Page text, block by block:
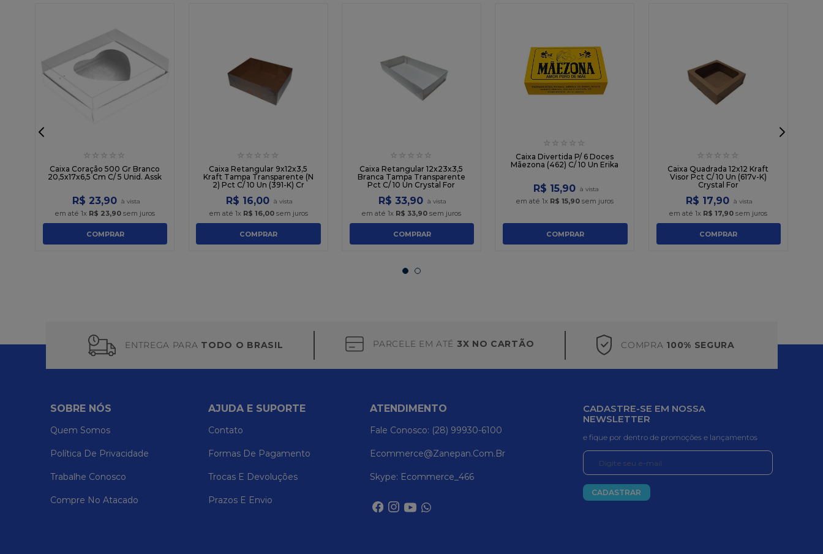
☆ ☆ ☆ ☆ ☆
Caixa Coração 500 Gr Branco
20,5x17x6,5 Cm C/ 5 Unid. Assk
R$ 23,90
em até1x R$ 23,90 sem juros
COMPRAR
☆ ☆ ☆ ☆ ☆
Caixa Retangular 9x12x3,5
Kraft Tampa Transparente (N
2) Pct C/ 10 Un (391-K) Cr
R$ 16,00
em até 1x R$ 16,00sem juros
COMPRAR
☆ ☆ ☆ ☆ ☆
Caixa Retangular 12x23x3,5
Branca Tampa Transparente
Pct C/ 10 Un Crystal For
R$ 33,90
em até1x R$ 33,90 sem juros
COMPRAR
☆ ☆ ☆ ☆ ☆
Caixa Divertida P/ 6 Doces
Mãezona (462) C/ 10 Un Erika
R$ 15,90
em até1x R$ 15,90 sem juros
COMPRAR
☆ ☆ ☆ ☆ ☆
Caixa Quadrada 12x12 Kraft
Visor Pct C/ 10 Un (617v-K)
Crystal For
R$ 17,90
em até1x R$ 17,90 sem juros
COMPRAR
ENTREGA PARA TODO O BRASIL PARCELE EM ATÉ 3X NO CARTÃO COMPRA 100% SEGURA
SOBRE NÓS
Quem Somos
Política De Privacidade
Trabalhe Conosco
Compre No Atacado
AJUDA E SUPORTE
Contato
Formas De Pagamento
Trocas E Devoluções
Prazos E Envio
ATENDIMENTO
Fale Conosco: (28) 99930-6100
Ecommerce@zanepan.com.br
Skype: Ecommerce_466
CADASTRE-SE EM NOSSA
NEWSLETTER
e fique por dentro de promoções e lançamentos
CADASTRAR